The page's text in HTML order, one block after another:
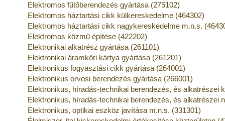
Elektromos fűtőberendezés gyártása (275102)
Elektromos háztartási cikk külkereskedelme (464302)
Elektromos háztartási cikk nagykereskedelme m.n.s.
Elektromos közmű építése (422202)
Elektronikai alkatrész gyártása (261101)
Elektronikai áramköri kártya gyártása (261201)
Elektronikus fogyasztási cikk gyártása (264001)
Elektronikus orvosi berendezés gyártása (266001)
Elektronikus, híradás-technikai berendezés, és alkatrészei
Elektronikus, híradás-technikai berendezés, és alkatrészei
Elektronikus, optikai eszköz javítása m.n.s. (331301)